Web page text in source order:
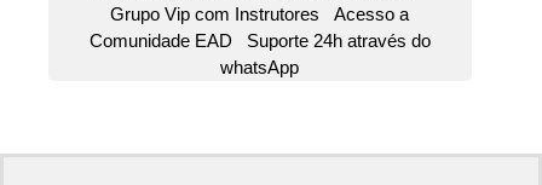
Grupo Vip com Instrutores Acesso a
Comunidade EAD Suporte 24h através do
whatsApp